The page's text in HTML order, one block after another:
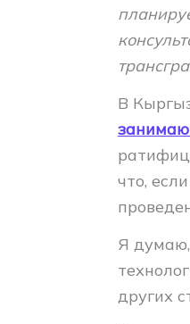
В
что,
Я
других